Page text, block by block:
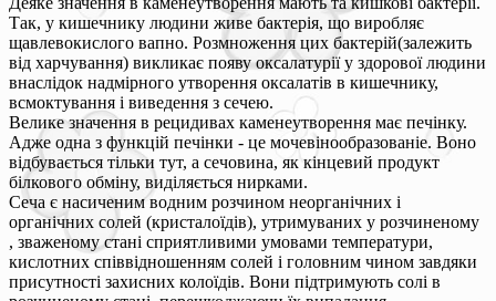
Так, у кишечнику людини живе бактерія, що виробляє
щавлевокислого вапно. Розмноження цих бактерій(залежить
від харчування) викликає появу оксалатурії у здорової людини
внаслідок надмірного утворення оксалатів в кишечнику,
всмоктування і виведення з сечею.
Велике значення в рецидивах каменеутворення має печінку.
Адже одна з функцій печінки - це мочевінообразованіе. Воно
відбувається тільки тут, а сечовина, як кінцевий продукт
білкового обміну, виділяється нирками.
Сеча є насиченим водним розчином неорганічних і
органічних солей (кристалоїдів), утримуваних у розчиненому
, зваженому стані сприятливими умовами температури,
кислотних співвідношенням солей і головним чином завдяки
присутності захисних колоїдів. Вони підтримують солі в